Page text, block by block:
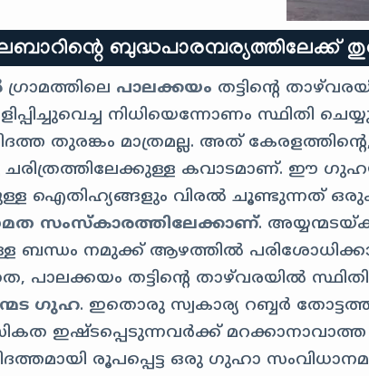
ബുദ്ധപാരമ്പര്യത്തിലേക്ക്
ഗ്രാമത്തിലെ പാലക്കയം തട്ടിന്റെ
നിധിയെന്നോണം സ്ഥിതി
തുരങ്കം മാത്രമല്ല. അത് കേരളത്തിന്റെ,
ഒരു ചരിത്രത്തിലേക്കുള്ള കവാടമാണ്. ഈ
ഐതിഹ്യങ്ങളും വിരൽ ചൂണ്ടുന്നത്
സംസ്കാരത്തിലേക്കാണ്.
ബന്ധം നമുക്ക് ആഴത്തിൽ
പാലക്കയം തട്ടിന്റെ താഴ്‌വരയിൽ
ഗുഹ. ഇതൊരു സ്വകാര്യ റബ്ബർ
ഇഷ്ടപ്പെടുന്നവർക്ക്
രൂപപ്പെട്ട ഒരു ഗുഹാ